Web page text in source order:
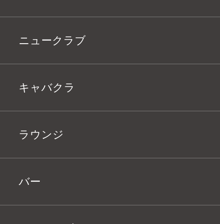
ニュークラブ
キャバクラ
ラウンジ
バー